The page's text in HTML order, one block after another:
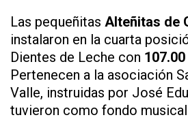
Las pequeñitas Alteñitas de
instalaron en la cuarta
Dientes de Leche con
Pertenecen a la asociación
Valle, instruidas por José
tuvieron como fondo musical